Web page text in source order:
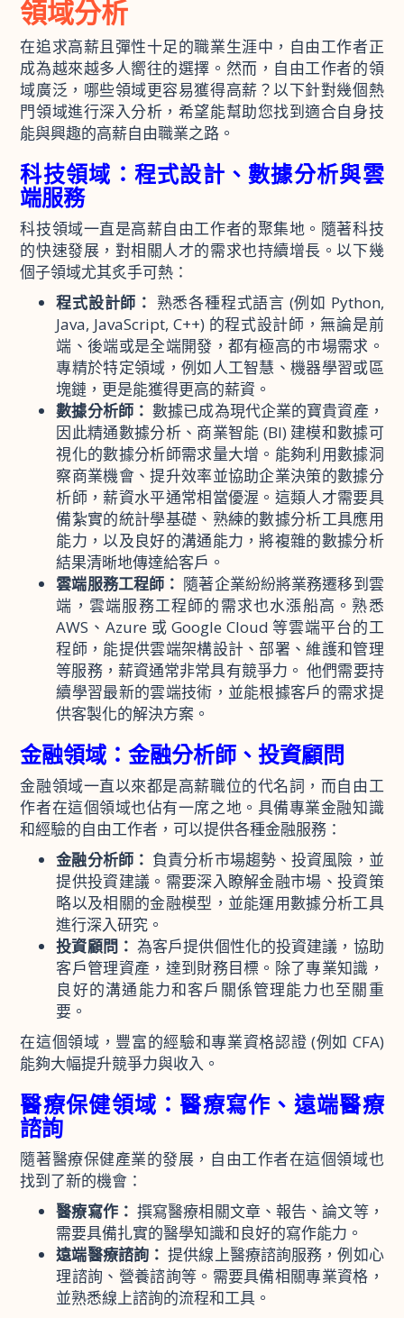
領域分析
在追求高薪且彈性十足的職業生涯中，自由工作者正
成為越來越多人嚮往的選擇。然而，自由工作者的領
域廣泛，哪些領域更容易獲得高薪？以下針對幾個熱
門領域進行深入分析，希望能幫助您找到適合自身技
能與興趣的高薪自由職業之路。
科技領域：程式設計、數據分析與雲
端服務
科技領域一直是高薪自由工作者的聚集地。隨著科技
的快速發展，對相關人才的需求也持續增長。以下幾
個子領域尤其炙手可熱：
程式設計師： 熟悉各種程式語言 (例如 Python,
Java, JavaScript, C++) 的程式設計師，無論是前
端、後端或是全端開發，都有極高的市場需求。
專精於特定領域，例如人工智慧、機器學習或區
塊鏈，更是能獲得更高的薪資。
數據分析師： 數據已成為現代企業的寶貴資產，
因此精通數據分析、商業智能 (BI) 建模和數據可
視化的數據分析師需求量大增。能夠利用數據洞
察商業機會、提升效率並協助企業決策的數據分
析師，薪資水平通常相當優渥。這類人才需要具
備紮實的統計學基礎、熟練的數據分析工具應用
能力，以及良好的溝通能力，將複雜的數據分析
結果清晰地傳達給客戶。
雲端服務工程師： 隨著企業紛紛將業務遷移到雲
端，雲端服務工程師的需求也水漲船高。熟悉
AWS、Azure 或 Google Cloud 等雲端平台的工
程師，能提供雲端架構設計、部署、維護和管理
等服務，薪資通常非常具有競爭力。 他們需要持
續學習最新的雲端技術，並能根據客戶的需求提
供客製化的解決方案。
金融領域：金融分析師、投資顧問
金融領域一直以來都是高薪職位的代名詞，而自由工
作者在這個領域也佔有一席之地。具備專業金融知識
和經驗的自由工作者，可以提供各種金融服務：
金融分析師： 負責分析市場趨勢、投資風險，並
提供投資建議。需要深入瞭解金融市場、投資策
略以及相關的金融模型，並能運用數據分析工具
進行深入研究。
投資顧問： 為客戶提供個性化的投資建議，協助
客戶管理資產，達到財務目標。除了專業知識，
良好的溝通能力和客戶關係管理能力也至關重
要。
在這個領域，豐富的經驗和專業資格認證 (例如 CFA)
能夠大幅提升競爭力與收入。
醫療保健領域：醫療寫作、遠端醫療
諮詢
隨著醫療保健產業的發展，自由工作者在這個領域也
找到了新的機會：
醫療寫作： 撰寫醫療相關文章、報告、論文等，
需要具備扎實的醫學知識和良好的寫作能力。
遠端醫療諮詢： 提供線上醫療諮詢服務，例如心
理諮詢、營養諮詢等。需要具備相關專業資格，
並熟悉線上諮詢的流程和工具。